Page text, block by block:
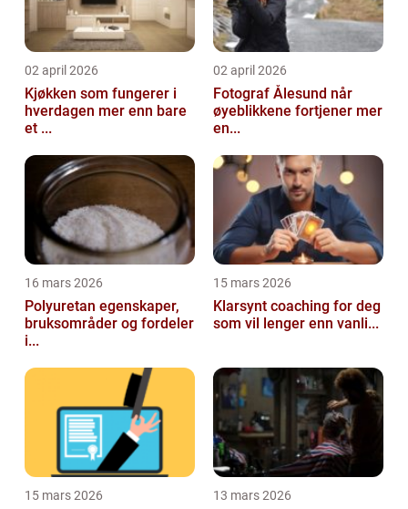
02 april 2026
Kjøkken som fungerer i
hverdagen mer enn bare
et ...
02 april 2026
Fotograf Ålesund når
øyeblikkene fortjener mer
en...
16 mars 2026
Polyuretan egenskaper,
bruksområder og fordeler
i...
15 mars 2026
Klarsynt coaching for deg
som vil lenger enn vanli...
15 mars 2026 13 mars 2026